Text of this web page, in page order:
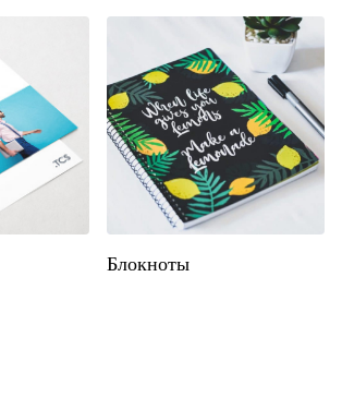
Блокноты